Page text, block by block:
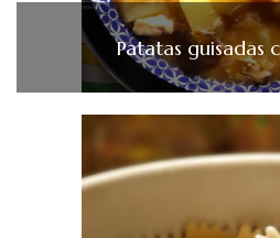
Patatas guisadas